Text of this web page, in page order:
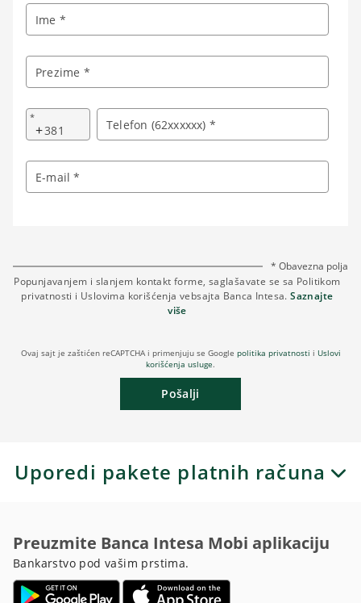
Ime *
Prezime *
*
+ Telefon (62xxxxxx) *
E-mail *
* Obavezna polja
Popunjavanjem i slanjem kontakt forme, saglašavate se sa Politikom
privatnosti i Uslovima korišćenja vebsajta Banca Intesa.Saznajte
više
Ovaj sajt je zaštićen reCAPTCHA i primenjuju se Google politika privatnosti i Uslovi
korišćenja usluge.
Pošalji
Uporedi pakete platnih računa
Preuzmite Banca Intesa Mobi aplikaciju
Bankarstvo pod vašim prstima.